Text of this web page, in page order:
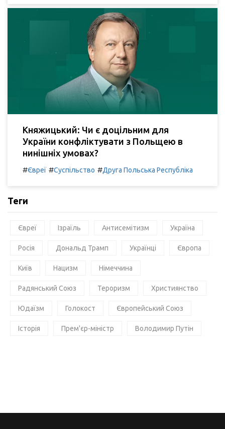
Княжицький: Чи є доцільним для
України конфліктувати з Польщею в
нинішніх умовах?
#Євреї #Суспільство #Друга Польська Республіка
Теги
Євреї Ізраїль Антисемітизм Україна
Росія Дональд Трамп Українці Європа
Київ Нацизм Німеччина
Радянський Союз Тероризм Християнство
Юдаїзм Голокост Європейський Союз
Історія Прем'єр-міністр Володимир Путін